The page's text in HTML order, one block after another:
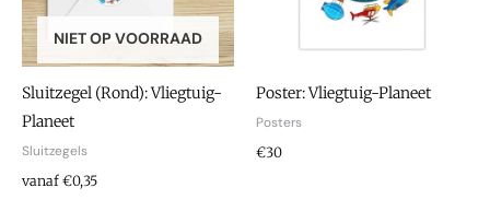
NIET OP VOORRAAD
Sluitzegel (Rond): Vliegtuig-
Planeet
Sluitzegels
vanaf €0,35
Poster: Vliegtuig-Planeet
Posters
€30